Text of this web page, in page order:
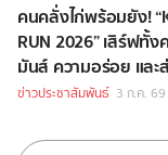
คนคลั่งไก่พร้อมยัง!
RUN 2026” เสิร์ฟทั้ง
มันส์ ความอร่อย และ
โอกาสให้เด็กนอกระบบ
ข่าวประชาสัมพันธ์ 3 ก.ค. 69